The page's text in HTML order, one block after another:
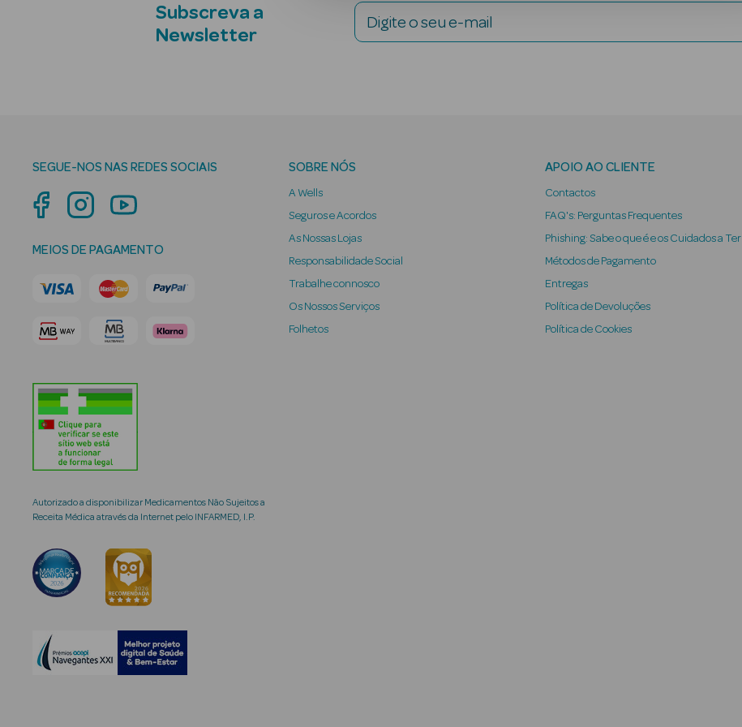
Subscreva a
Newsletter
Digite o seu e-mail
SEGUE-NOS NAS REDES SOCIAIS
MEIOS DE PAGAMENTO
Autorizado a disponibilizar Medicamentos Não Sujeitos a
Receita Médica através da Internet pelo INFARMED, I.P.
SOBRE NÓS
A Wells
Seguros e Acordos
As Nossas Lojas
Responsabilidade Social
Trabalhe connosco
Os Nossos Serviços
Folhetos
APOIO AO CLIENTE
Contactos
FAQ's: Perguntas Frequentes
Phishing: Sabe o que é e os Cuidados a Ter
Métodos de Pagamento
Entregas
Política de Devoluções
Política de Cookies